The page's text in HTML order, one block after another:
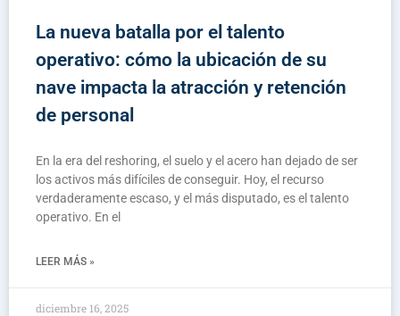
La nueva batalla por el talento
operativo: cómo la ubicación de su
nave impacta la atracción y retención
de personal
En la era del reshoring, el suelo y el acero han dejado de ser
los activos más difíciles de conseguir. Hoy, el recurso
verdaderamente escaso, y el más disputado, es el talento
operativo. En el
LEER MÁS »
diciembre 16, 2025